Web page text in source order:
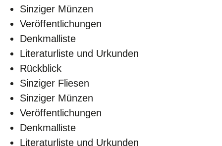
Sinziger Münzen
Veröffentlichungen
Denkmalliste
Literaturliste und Urkunden
Rückblick
Sinziger Fliesen
Sinziger Münzen
Veröffentlichungen
Denkmalliste
Literaturliste und Urkunden